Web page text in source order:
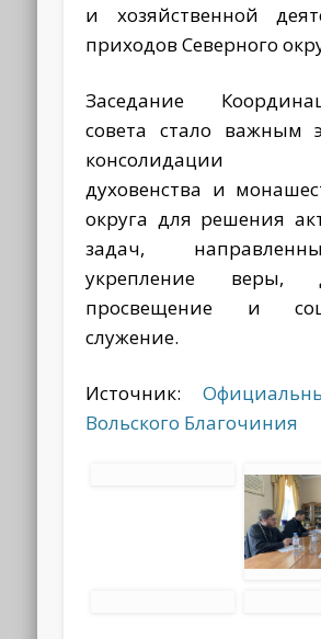
и хозяйственной
приходов Северного
Заседание
совета стало важным
консолидации
духовенства и
округа для решения
задач,
укрепление веры,
просвещение и
служение.
Источник:
Вольского Благочиния